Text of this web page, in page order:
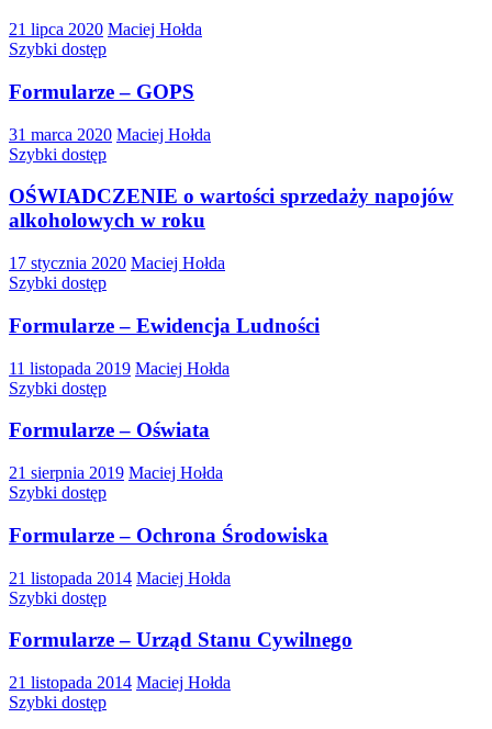
21 lipca 2020 Maciej Hołda
Szybki dostęp
Formularze – GOPS
31 marca 2020 Maciej Hołda
Szybki dostęp
OŚWIADCZENIE o wartości sprzedaży napojów
alkoholowych w roku
17 stycznia 2020 Maciej Hołda
Szybki dostęp
Formularze – Ewidencja Ludności
11 listopada 2019 Maciej Hołda
Szybki dostęp
Formularze – Oświata
21 sierpnia 2019 Maciej Hołda
Szybki dostęp
Formularze – Ochrona Środowiska
21 listopada 2014 Maciej Hołda
Szybki dostęp
Formularze – Urząd Stanu Cywilnego
21 listopada 2014 Maciej Hołda
Szybki dostęp